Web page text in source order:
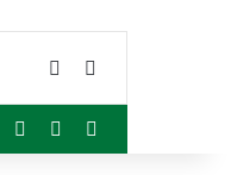
Switch skin
YouTubeInstagramWhatsApp